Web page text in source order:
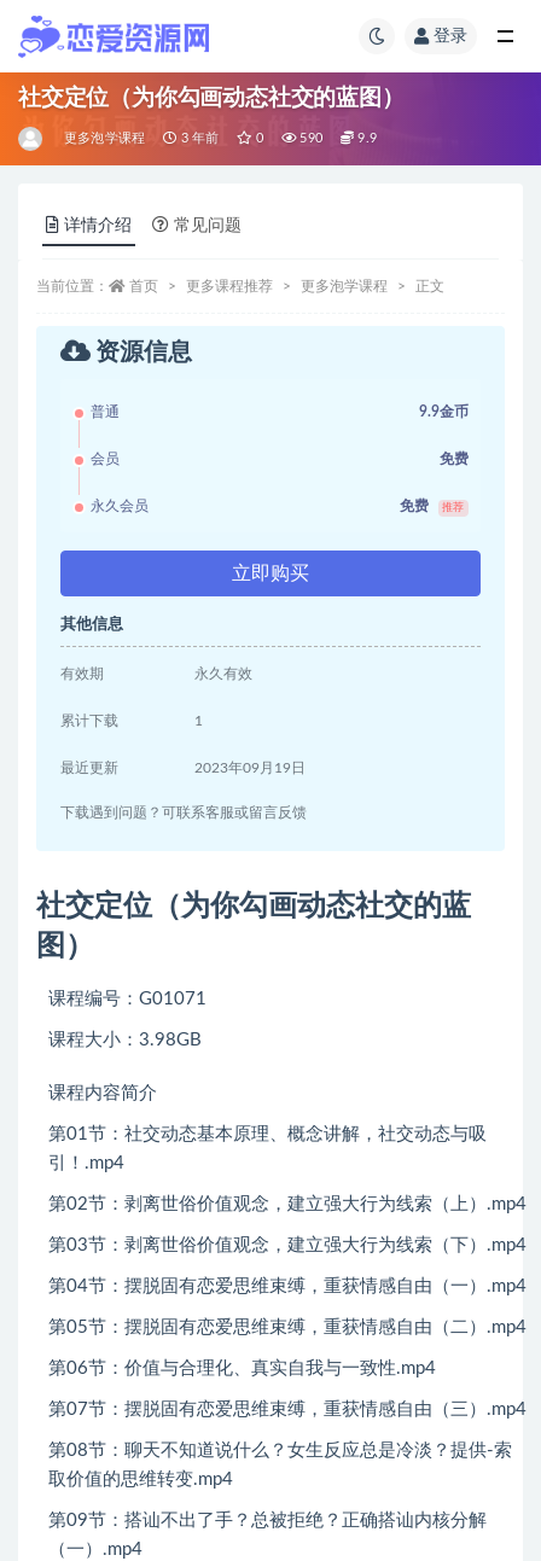
登录
社交定位（为你勾画动态社交的蓝图）
更多泡学课程 3 年前 0 590 9.9
详情介绍 常见问题
当前位置： 首页 更多课程推荐 更多泡学课程 正文
资源信息
普通 9.9金币
会员 免费
永久会员 免费 推荐
立即购买
其他信息
有效期 永久有效
累计下载 1
最近更新 2023年09月19日
下载遇到问题？可联系客服或留言反馈
社交定位（为你勾画动态社交的蓝
图）
课程编号：G01071
课程大小：3.98GB
课程内容简介
第01节：社交动态基本原理、概念讲解，社交动态与吸
引！.mp4
第02节：剥离世俗价值观念，建立强大行为线索（上）.mp4
第03节：剥离世俗价值观念，建立强大行为线索（下）.mp4
第04节：摆脱固有恋爱思维束缚，重获情感自由（一）.mp4
第05节：摆脱固有恋爱思维束缚，重获情感自由（二）.mp4
第06节：价值与合理化、真实自我与一致性.mp4
第07节：摆脱固有恋爱思维束缚，重获情感自由（三）.mp4
第08节：聊天不知道说什么？女生反应总是冷淡？提供-索
取价值的思维转变.mp4
第09节：搭讪不出了手？总被拒绝？正确搭讪内核分解
（一）.mp4